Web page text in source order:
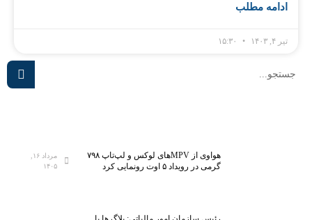
ادامه مطلب
تیر ۴, ۱۴۰۳
هواوی از MPVهای لوکس و لپ‌تاپ ۷۹۸
گرمی در رویداد ۵ اوت رونمایی کرد
۱۴۰۵